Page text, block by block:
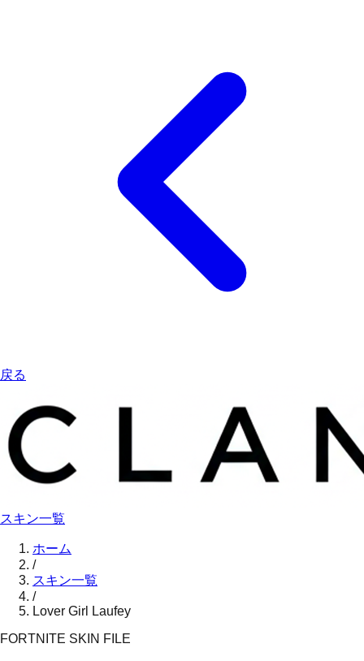
戻る
スキン一覧
ホーム
/
スキン一覧
/
Lover Girl Laufey
FORTNITE SKIN FILE